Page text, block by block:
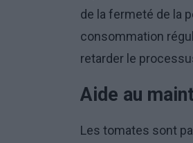
de la fermeté de la
consommation
retarder le
Aide au
Les tomates sont